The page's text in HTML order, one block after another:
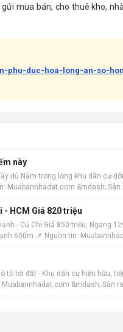
mua bán, cho thuê kho,
phu-duc-hoa-long-an-so-
này
đủ Nằm trong lòng khu dân cư
Muabannhadat.com &mdash;
- HCM Giá 820 triệu
- Củ Chi Giá 850 triệu, Ngang
600m 📌 Nguồn tin:
tới đất - Khu dân cư hiện hữu,
&mdash; Sàn